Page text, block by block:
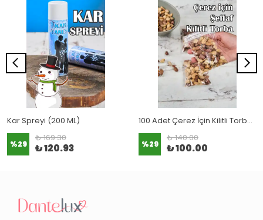
Kar Spreyi (200 ML)
%29
₺ 169.30
₺ 120.93
100 Adet Çerez İçin Kilitli Torba (8x12 cm)
%29
₺ 140.00
₺ 100.00